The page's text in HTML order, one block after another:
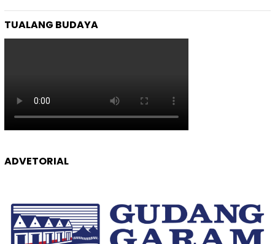
TUALANG BUDAYA
ADVETORIAL